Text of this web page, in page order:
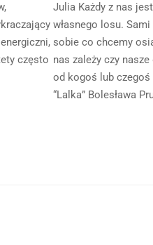
często
Julia Każdy z nas
własnego losu.
sobie co chcemy
nas zależy czy nasze
od kogoś lub czegoś
“Lalka” Bolesława